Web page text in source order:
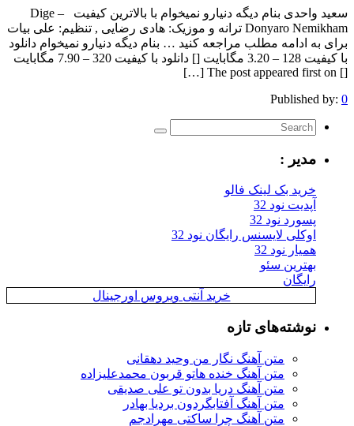
سعید واحدی بنام دیگه دنیارو نمیخوام با بالاترین کیفیت – Dige
Donyaro Nemikham ترانه و موزیک: هادی رضایی , تنظیم: علی بیات
برای به ادامه مطلب مراجعه کنید … بنام دیگه دنیارو نمیخوام دانلود
با کیفیت 128 – 3.20 مگابایت [] دانلود با کیفیت 320 – 7.90 مگابایت
[] The post appeared first on […]
Published by: 0
مدیر :
خرید بک لینک فالو
آپدیت نود 32
پسورد نود 32
اوکلی لایسنس رایگان نود 32
همیار نود 32
بهترین سئو
رایگان
خرید آنتی ویروس اورجینال
نوشته‌های تازه
متن آهنگ نگار من وحید دهقانی
متن آهنگ خنده هاتو قربون محمدعلیزاده
متن آهنگ دریا بدون تو علی صدیقی
متن آهنگ آفتابگردون بردیا بهادر
متن آهنگ چرا ساکتی مهرادجم